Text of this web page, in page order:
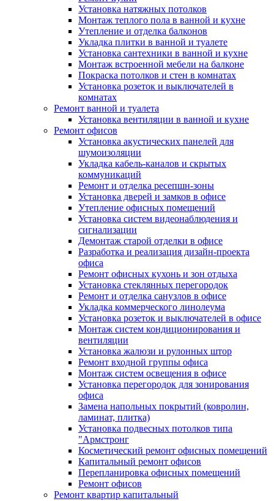
Установка натяжных потолков
Монтаж теплого пола в ванной и кухне
Утепление и отделка балконов
Укладка плитки в ванной и туалете
Установка сантехники в ванной и кухне
Монтаж встроенной мебели на балконе
Покраска потолков и стен в комнатах
Установка розеток и выключателей в
комнатах
Ремонт ванной и туалета
Установка вентиляции в ванной и кухне
Ремонт офисов
Установка акустических панелей для
шумоизоляции
Укладка кабель-каналов и скрытых
коммуникаций
Ремонт и отделка ресепшн-зоны
Установка дверей и замков в офисе
Утепление офисных помещений
Установка систем видеонаблюдения и
сигнализации
Демонтаж старой отделки в офисе
Разработка и реализация дизайн-проекта
офиса
Ремонт офисных кухонь и зон отдыха
Установка стеклянных перегородок
Ремонт и отделка санузлов в офисе
Укладка коммерческого линолеума
Установка розеток и выключателей в офисе
Монтаж систем кондиционирования и
вентиляции
Установка жалюзи и рулонных штор
Ремонт входной группы офиса
Монтаж систем освещения в офисе
Установка перегородок для зонирования
офиса
Замена напольных покрытий (ковролин,
ламинат, плитка)
Установка подвесных потолков типа
"Армстронг
Косметический ремонт офисных помещений
Капитальный ремонт офисов
Перепланировка офисных помещений
Ремонт офисов
Ремонт квартир капитальный